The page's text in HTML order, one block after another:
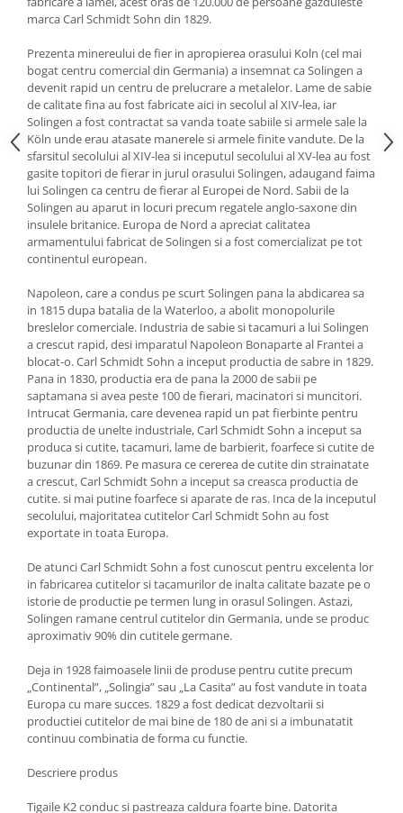
Oale si cratite
Tigai
Vesela si tacamuri
Boluri
Farfurii
Scurgatoare vase
Seturi de tacamuri
Suporturi pentru tacamuri
Cani
Cesti
Scrumiere
Seturi vesela
Suporturi farfurii
Suporturi pahare, cesti, cani
Untiere
Ustensile cofetarie si patiserie
Ramekin
Tavi si forme prajituri
Aparate prajituri
Facalete
Forme briose
Lumanari tort
Ornare, insiropare si decorare
prajituri
Portionatoare si feliatoare
Raclete patiserie
Suporturi prajituri
Tavi detasabile
Ustensile antiaderente
Ustensile de masura
marca Carl Schmidt Sohn din 1829.
Prezenta minereului de fier in apropierea orasului Koln (cel mai
bogat centru comercial din Germania) a insemnat ca Solingen a
devenit rapid un centru de prelucrare a metalelor. Lame de sabie
de calitate fina au fost fabricate aici in secolul al XIV-lea, iar
Solingen a fost contractat sa vanda toate sabiile si armele sale la
Köln unde erau atasate manerele si armele finite vandute. De la
sfarsitul secolului al XIV-lea si inceputul secolului al XV-lea au fost
gasite topitori de fierar in jurul orasului Solingen, adaugand faima
lui Solingen ca centru de fierar al Europei de Nord. Sabii de la
Solingen au aparut in locuri precum regatele anglo-saxone din
insulele britanice. Europa de Nord a apreciat calitatea
armamentului fabricat de Solingen si a fost comercializat pe tot
continentul european.
Napoleon, care a condus pe scurt Solingen pana la abdicarea sa
in 1815 dupa batalia de la Waterloo, a abolit monopolurile
breslelor comerciale. Industria de sabie si tacamuri a lui Solingen
a crescut rapid, desi imparatul Napoleon Bonaparte al Frantei a
blocat-o. Carl Schmidt Sohn a inceput productia de sabre in 1829.
Pana in 1830, productia era de pana la 2000 de sabii pe
saptamana si avea peste 100 de fierari, macinatori si muncitori.
Intrucat Germania, care devenea rapid un pat fierbinte pentru
productia de unelte industriale, Carl Schmidt Sohn a inceput sa
produca si cutite, tacamuri, lame de barbierit, foarfece si cutite de
buzunar din 1869. Pe masura ce cererea de cutite din strainatate
a crescut, Carl Schmidt Sohn a inceput sa creasca productia de
cutite. si mai putine foarfece si aparate de ras. Inca de la inceputul
secolului, majoritatea cutitelor Carl Schmidt Sohn au fost
exportate in toata Europa.
De atunci Carl Schmidt Sohn a fost cunoscut pentru excelenta lor
in fabricarea cutitelor si tacamurilor de inalta calitate bazate pe o
istorie de productie pe termen lung in orasul Solingen. Astazi,
Solingen ramane centrul cutitelor din Germania, unde se produc
aproximativ 90% din cutitele germane.
Deja in 1928 faimoasele linii de produse pentru cutite precum
„Continental”, „Solingia” sau „La Casita” au fost vandute in toata
Europa cu mare succes. 1829 a fost dedicat dezvoltarii si
productiei cutitelor de mai bine de 180 de ani si a imbunatatit
continuu combinatia de forma cu functie.
Descriere produs
Tigaile K2 conduc si pastreaza caldura foarte bine. Datorita